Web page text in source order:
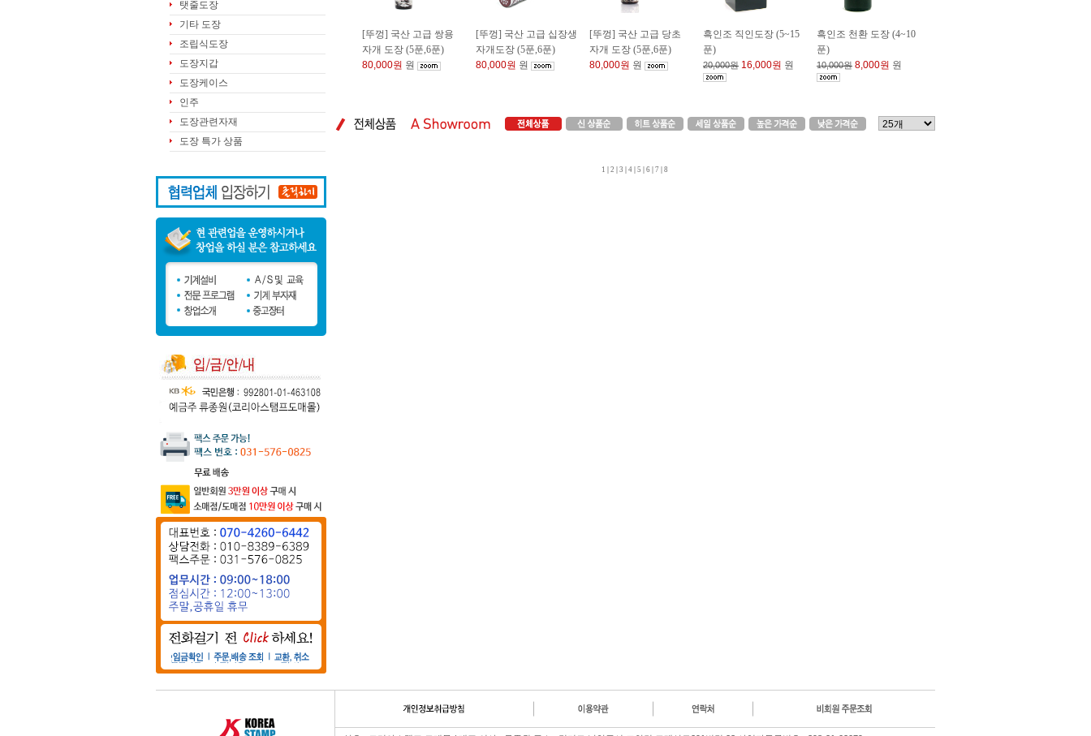
탯줄도장
기타 도장
조립식도장
도장지갑
도장케이스
인주
도장관련자재
도장 특가 상품
[뚜껑] 국산 고급 쌍용
자개 도장 (5푼,6푼)
80,000원 원
[뚜껑] 국산 고급 십장생
자개도장 (5푼,6푼)
80,000원 원
[뚜껑] 국산 고급 당초
자개 도장 (5푼,6푼)
80,000원 원
흑인조 직인도장 (5~15
푼)
20,000원 16,000원 원
흑인조 천환 도장 (4~10
푼)
10,000원 8,000원 원
1 2 3 4 5 6 7 8